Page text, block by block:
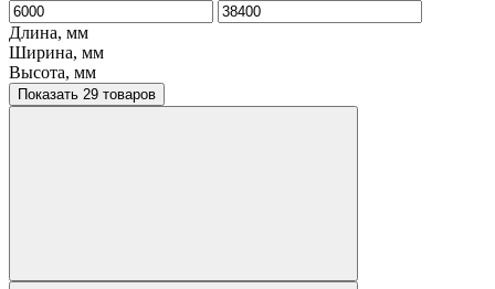
Длина, мм
Ширина, мм
Высота, мм
Показать 29 товаров